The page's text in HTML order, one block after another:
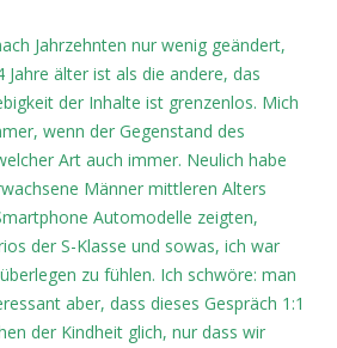
Jahrzehnten nur wenig geändert,
Jahre älter ist als die andere, das
der Inhalte ist grenzenlos. Mich
wenn der Gegenstand des
Art auch immer. Neulich habe
Männer mittleren Alters
Automodelle zeigten,
der S-Klasse und sowas, ich war
zu fühlen. Ich schwöre: man
aber, dass dieses Gespräch 1:1
der Kindheit glich, nur dass wir